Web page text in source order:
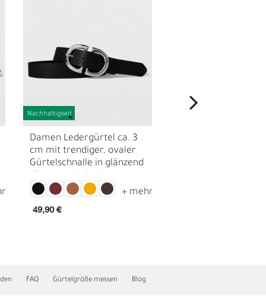
Nachhaltigkeit
Damen Ledergürtel ca. 3
cm mit trendiger, ovaler
Gürtelschnalle in glänzend
49,90 €
FAQ Gürtelgröße messen Blog